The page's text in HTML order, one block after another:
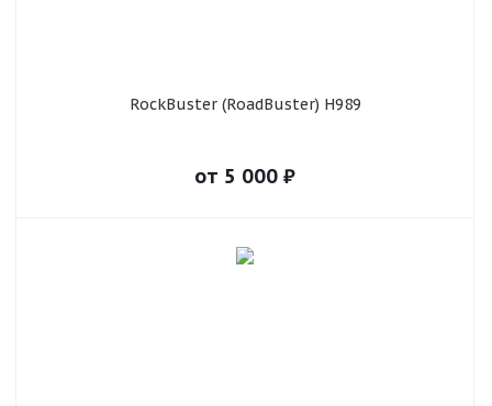
RockBuster (RoadBuster) H989
от 5 000 ₽